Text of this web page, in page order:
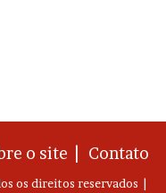
o site | Contato
os direitos reservados |